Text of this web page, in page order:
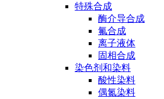
特殊合成
酶介导合成
氟合成
离子液体
固相合成
染色剂和染料
酸性染料
偶氮染料